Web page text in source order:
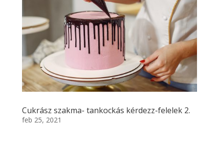
Cukrász szakma- tankockás kérdezz-felelek 2.
feb 25, 2021